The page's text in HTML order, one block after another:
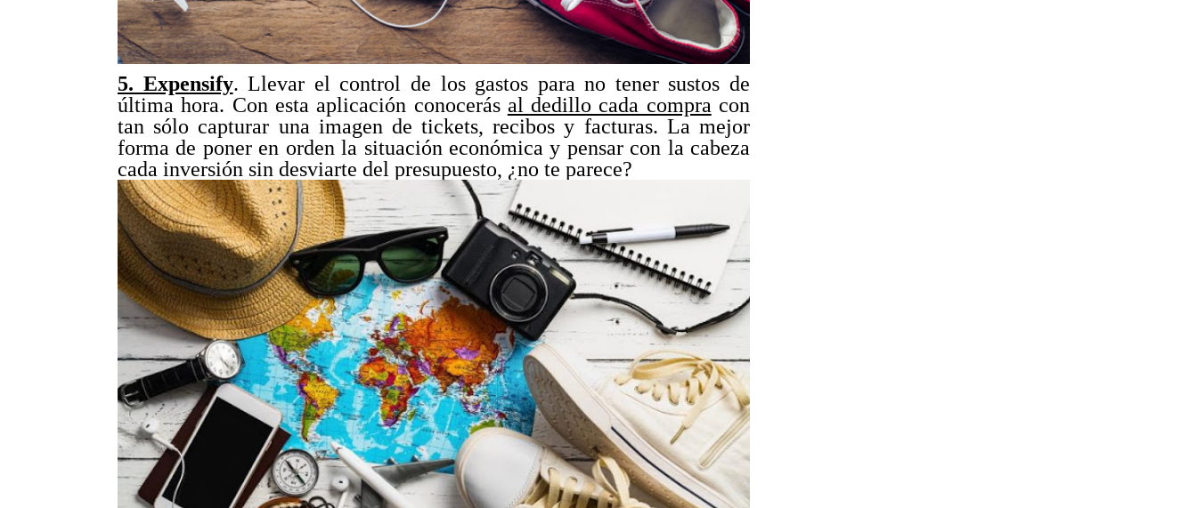
5. Expensify. Llevar el control de los gastos para no tener sustos de
última hora. Con esta aplicación conocerás al dedillo cada compracon
tan sólo capturar una imagen de tickets, recibos y facturas. La mejor
forma de poner en orden la situación económica y pensar con la cabeza
cada inversión sin desviarte del presupuesto, ¿no te parece?